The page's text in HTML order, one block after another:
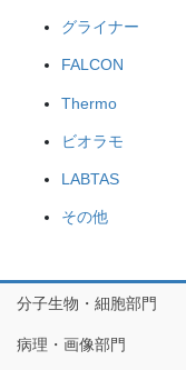
グライナー
FALCON
Thermo
ビオラモ
LABTAS
その他
分子生物・細胞部門
病理・画像部門